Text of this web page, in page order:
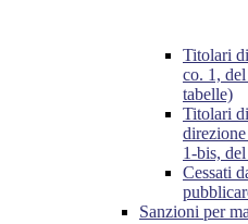
Titolari
co. 1,
tabelle)
Titolari
1-bis,
Cessati
Sanzioni per